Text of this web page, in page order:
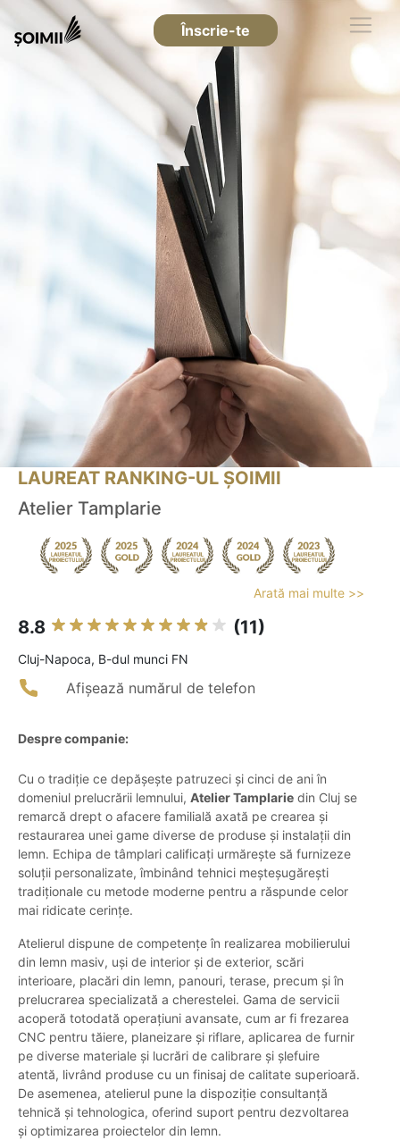
Înscrie-te
LAUREAT RANKING-UL ȘOIMII
Atelier Tamplarie
Arată mai multe >>
8.8 (11)
Cluj-Napoca, B-dul munci FN
Afișează numărul de telefon
Despre companie:
Cu o tradiție ce depășește patruzeci și cinci de ani în
domeniul prelucrării lemnului, Atelier Tamplarie din Cluj se
remarcă drept o afacere familială axată pe crearea și
restaurarea unei game diverse de produse și instalații din
lemn. Echipa de tâmplari calificați urmărește să furnizeze
soluții personalizate, îmbinând tehnici meșteșugărești
tradiționale cu metode moderne pentru a răspunde celor
mai ridicate cerințe.
Atelierul dispune de competențe în realizarea mobilierului
din lemn masiv, uși de interior și de exterior, scări
interioare, placări din lemn, panouri, terase, precum și în
prelucrarea specializată a cherestelei. Gama de servicii
acoperă totodată operațiuni avansate, cum ar fi frezarea
CNC pentru tăiere, planeizare și riflare, aplicarea de furnir
pe diverse materiale și lucrări de calibrare și șlefuire
atentă, livrând produse cu un finisaj de calitate superioară.
De asemenea, atelierul pune la dispoziție consultanță
tehnică și tehnologica, oferind suport pentru dezvoltarea
și optimizarea proiectelor din lemn.